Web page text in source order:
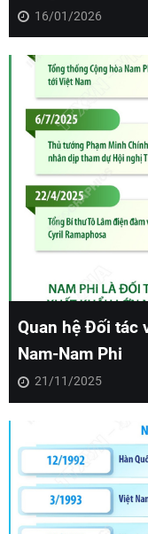
16/01/2026
Quan hệ Đối tác
Nam-Nam Phi
21/11/2025